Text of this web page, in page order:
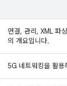
연결, 관리, XML 파
의 개요입니다.
5G 네트워킹을 활용